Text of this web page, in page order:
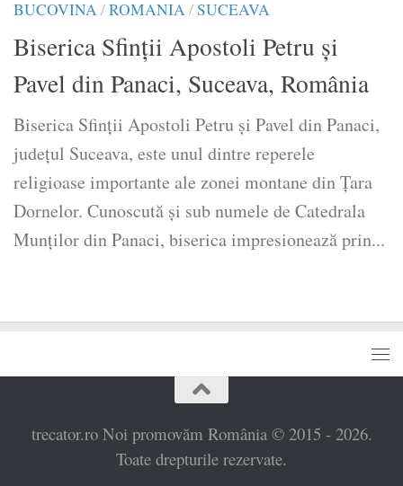
BUCOVINA/ROMANIA/SUCEAVA
Biserica Sfinții Apostoli Petru și
Pavel din Panaci, Suceava, România
Biserica Sfinții Apostoli Petru și Pavel din Panaci,
județul Suceava, este unul dintre reperele
religioase importante ale zonei montane din Țara
Dornelor. Cunoscută și sub numele de Catedrala
Munților din Panaci, biserica impresionează prin...
trecator.ro Noi promovăm România © 2015 - 2026.
Toate drepturile rezervate.